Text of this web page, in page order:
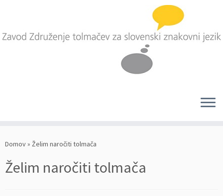
naDomov» Želim naročiti tolmača
Želim naročiti tolmača